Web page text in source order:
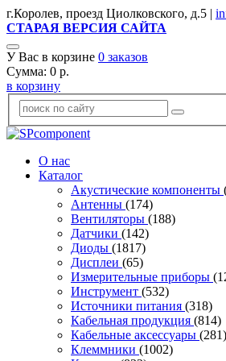
г.Королев, проезд Циолковского, д.5 |
СТАРАЯ ВЕРСИЯ САЙТА
У Вас в корзине 0 заказов
Сумма: 0 р.
в корзину
О нас
Каталог
Акустические компоненты
Антенны (174)
Вентиляторы (188)
Датчики (142)
Диоды (1817)
Дисплеи (65)
Измерительные приборы
Инструмент (532)
Источники питания (318)
Кабельная продукция (814)
Кабельные аксессуары (281)
Клеммники (1002)